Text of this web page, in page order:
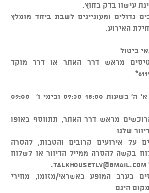
עישון בדק בחוץ.
גדולים ומעוניינים לשבת ביחד מומלץ
האירוע.
ביטול
מראש דרך האתר או דרך מוקד
המוקד עובד בימים א'-ה' בשעות 09:00-18:00 ובימי ו' 09:00-
מראש דרך האתר, תתווסף באופן
שלנו
על אירועים קרובים והטבות, להסרה
בקשה להסרה ממייל הדיוור או לשלוח
talkhousetlv@gmail.com
.
בערב המופע באשראי/מזומן, מחירי
הינם